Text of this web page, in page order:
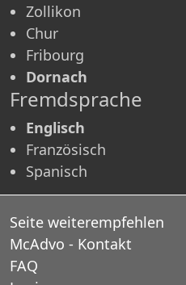
Zollikon
Chur
Fribourg
Dornach
Fremdsprache
Englisch
Französisch
Spanisch
Seite weiterempfehlen
McAdvo - Kontakt
FAQ